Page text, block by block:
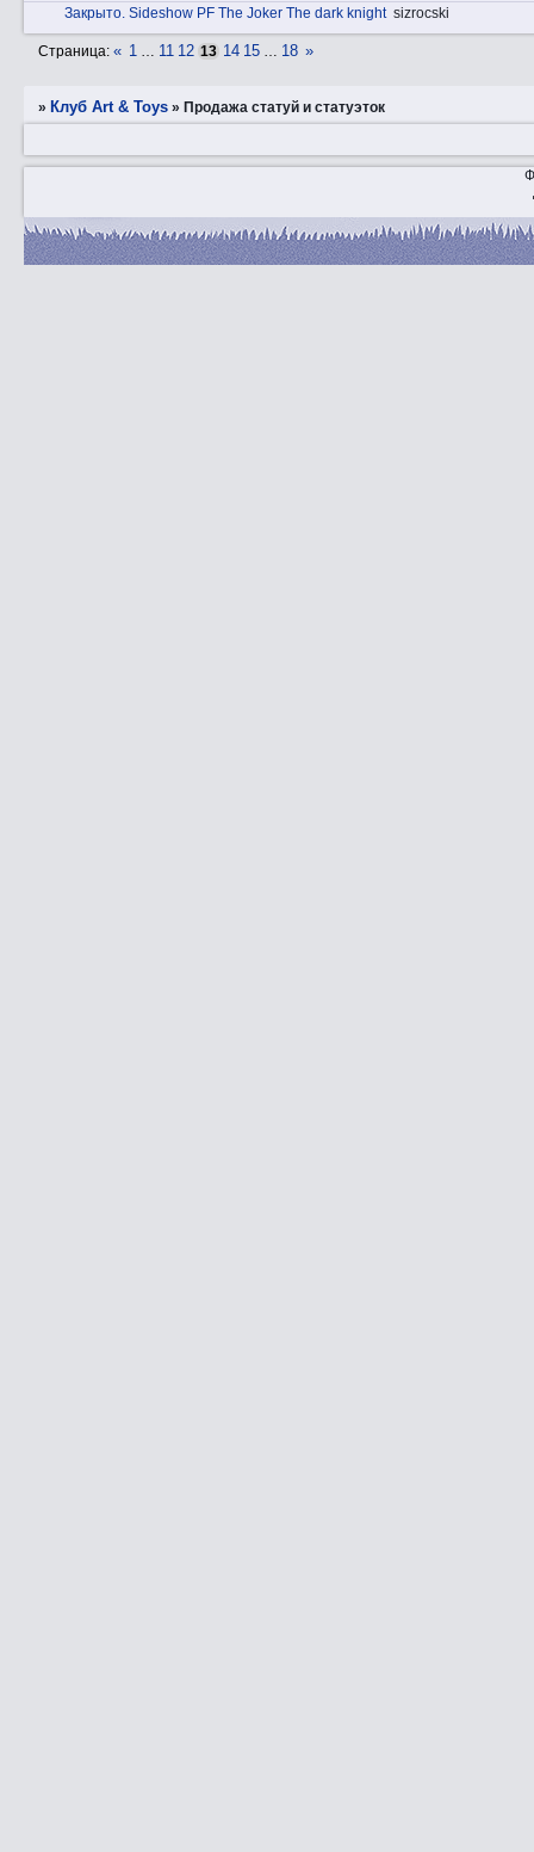
Закрытo. Sideshow PF The Joker The dark knight sizrocski
Страница:« 1 … 11 12 13 14 15 … 18 »
» Клуб Art & Toys »Продажа статуй и статуэток